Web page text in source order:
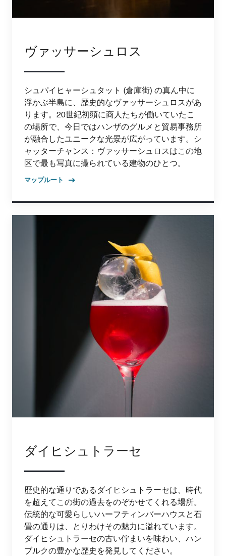
ヴァッサーシュロス
シュパイヒャーシュタット (倉庫街) の真ん中に
浮かぶ半島に、歴史的なヴァッサーシュロスがあ
ります。20世紀初頭に商人たちが働いていたこ
の場所で、今日ではハンザのグルメと貿易事務所
が融合したユニークな光景が広がっています。シ
ャッターチャンス：ヴァッサーシュロスはこの地
区で最も写真に撮られている建物のひとつ。
マップルート
ダイヒシュトラーセ
歴史的な通りであるダイヒシュトラーセは、時代
を超えてこの街の過去をのぞかせてくれる場所。
伝統的な可愛らしいハーフティンバーハウスと石
畳の通りは、とりわけその魅力に溢れています。
ダイヒシュトラーセの古い佇まいを味わい、ハン
ブルクの豊かな歴史を発見してください。